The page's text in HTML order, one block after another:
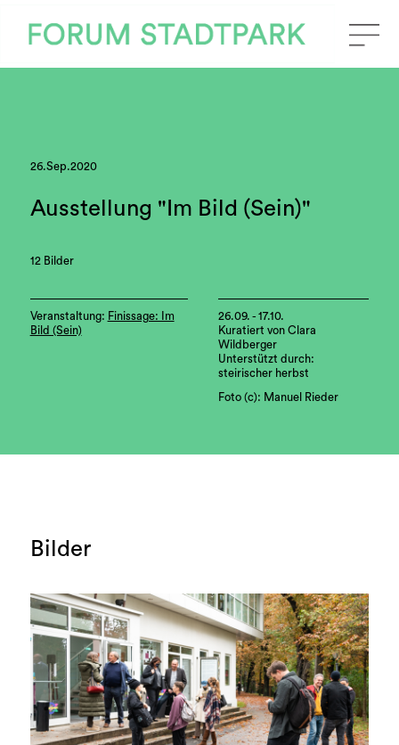
26.Sep.2020
Ausstellung "Im Bild (Sein)"
12 Bilder
Veranstaltung: Finissage: Im
Bild (Sein)
26.09. - 17.10.
Kuratiert von Clara
Wildberger
Unterstützt durch:
steirischer herbst
Foto (c): Manuel Rieder
Bilder